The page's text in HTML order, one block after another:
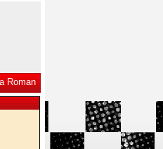
Roman